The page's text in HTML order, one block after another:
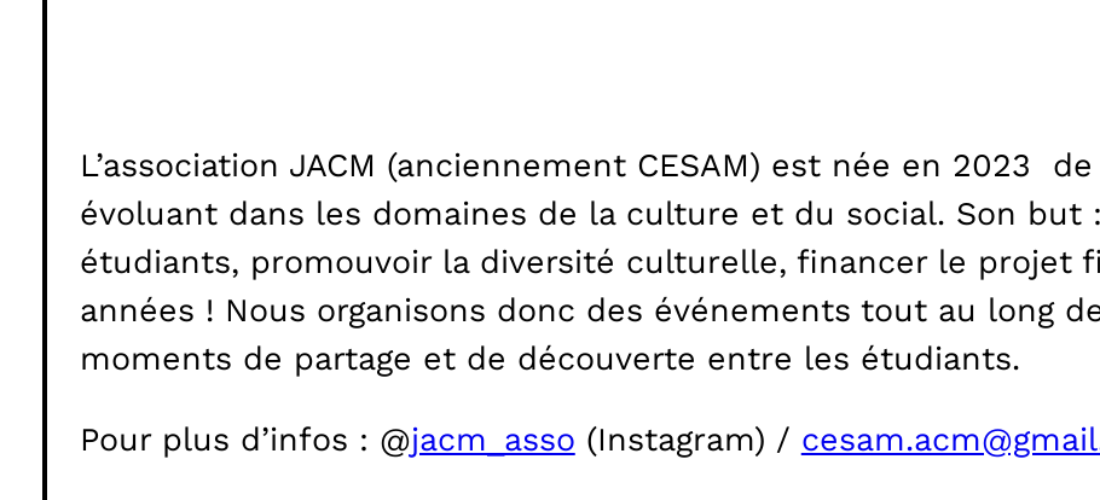
L’association JACM (anciennement CESAM) est née en 2023
évoluant dans les domaines de la culture et du social. Son
étudiants, promouvoir la diversité culturelle, financer le projet
années ! Nous organisons donc des événements tout au long
moments de partage et de découverte entre les étudiants.
Pour plus d’infos : @jacm_asso (Instagram) /